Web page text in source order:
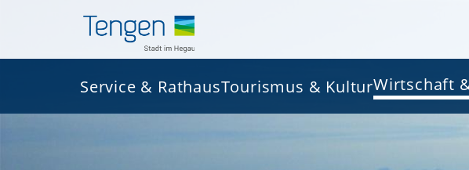
Service & RathausTourismus & KulturWirtschaft